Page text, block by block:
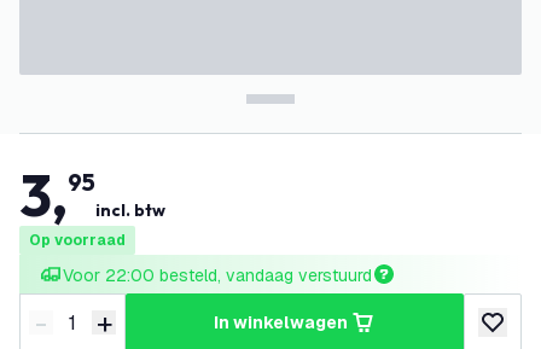
3,95
incl. btw
Op voorraad
Voor 22:00 besteld, vandaag verstuurd
Verminder hoeveelheid
- Verhoog hoeveelheid
+ in winkelwagen